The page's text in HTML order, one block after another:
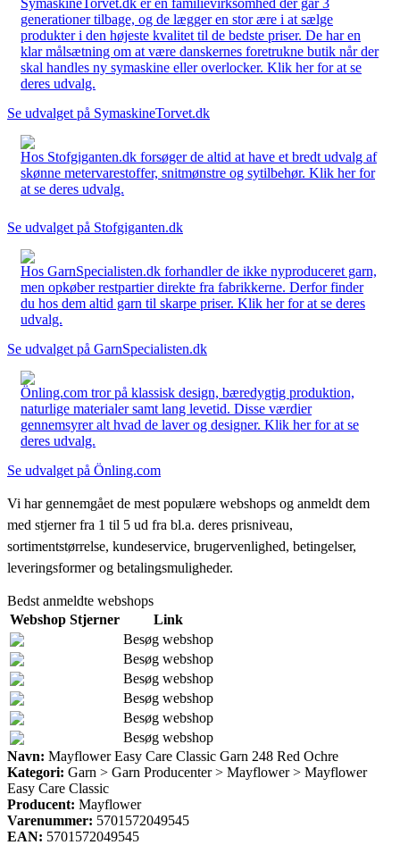
generationer tilbage, og de lægger en stor ære i at sælge
produkter i den højeste kvalitet til de bedste priser. De har en
klar målsætning om at være danskernes foretrukne butik når der
skal handles ny symaskine eller overlocker. Klik her for at se
deres udvalg.
Se udvalget på SymaskineTorvet.dk
Hos Stofgiganten.dk forsøger de altid at have et bredt udvalg af
skønne metervarestoffer, snitmønstre og sytilbehør. Klik her for
at se deres udvalg.
Se udvalget på Stofgiganten.dk
Hos GarnSpecialisten.dk forhandler de ikke nyproduceret garn,
men opkøber restpartier direkte fra fabrikkerne. Derfor finder
du hos dem altid garn til skarpe priser. Klik her for at se deres
udvalg.
Se udvalget på GarnSpecialisten.dk
Önling.com tror på klassisk design, bæredygtig produktion,
naturlige materialer samt lang levetid. Disse værdier
gennemsyrer alt hvad de laver og designer. Klik her for at se
deres udvalg.
Se udvalget på Önling.com
Vi har gennemgået de mest populære webshops og anmeldt dem
med stjerner fra 1 til 5 ud fra bl.a. deres prisniveau,
sortimentstørrelse, kundeservice, brugervenlighed, betingelser,
leveringsformer og betalingsmuligheder.
Bedst anmeldte webshops
Webshop Stjerner
Link
Besøg webshop
Besøg webshop
Besøg webshop
Besøg webshop
Besøg webshop
Besøg webshop
Navn: Mayflower Easy Care Classic Garn 248 Red Ochre
Kategori: Garn > Garn Producenter > Mayflower > Mayflower
Easy Care Classic
Producent: Mayflower
Varenummer: 5701572049545
EAN: 5701572049545